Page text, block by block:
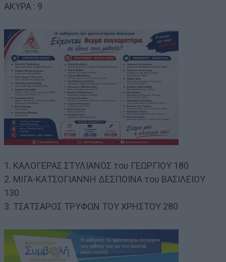
ΑΚΥΡΑ : 9
1. ΚΑΛΟΓΕΡΑΣ ΣΤΥΛΙΑΝΟΣ του ΓΕΩΡΓΙΟΥ 180
2. ΜΙΓΑ-ΚΑΤΣΟΓΙΑΝΝΗ ΔΕΣΠΟΙΝΑ του ΒΑΣΙΛΕΙΟΥ
130
3. ΤΣΑΤΣΑΡΟΣ ΤΡΥΦΩΝ ΤΟΥ ΧΡΗΣΤΟΥ 280